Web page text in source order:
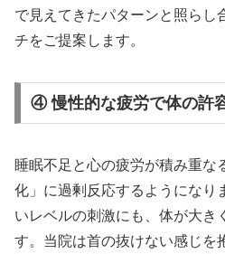
で見えてきたパターンと照らし
チをご提案します。
④ 慢性的な疲労で体の許
睡眠不足と心の疲労が積み重な
化」に過剰反応するようになり
いレベルの刺激にも、体が大き
す。当院は首の抜けない感じを